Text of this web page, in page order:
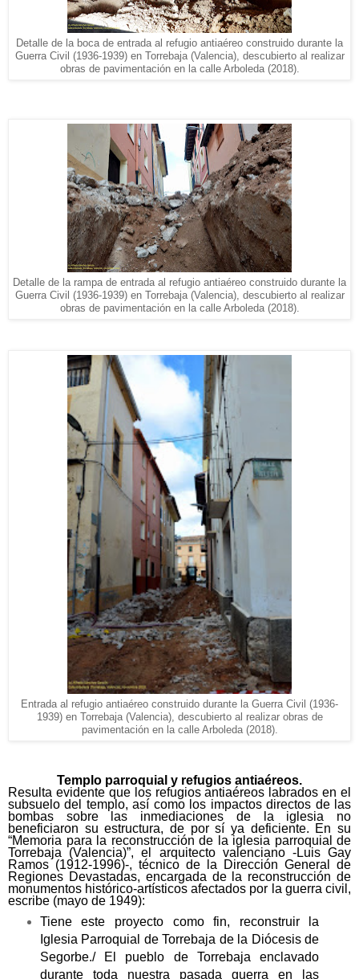
Detalle de la boca de entrada al refugio antiaéreo construido durante la
Guerra Civil (1936-1939) en Torrebaja (Valencia), descubierto al realizar
obras de pavimentación en la calle Arboleda (2018).
Detalle de la rampa de entrada al refugio antiaéreo construido durante la
Guerra Civil (1936-1939) en Torrebaja (Valencia), descubierto al realizar
obras de pavimentación en la calle Arboleda (2018).
Entrada al refugio antiaéreo construido durante la Guerra Civil (1936-
1939) en Torrebaja (Valencia), descubierto al realizar obras de
pavimentación en la calle Arboleda (2018).
Templo parroquial y refugios antiaéreos.
Resulta evidente que los refugios antiaéreos labrados en el
subsuelo del templo, así como los impactos directos de las
bombas sobre las inmediaciones de la iglesia no
beneficiaron su estructura, de por sí ya deficiente. En su
“Memoria para la reconstrucción de la iglesia parroquial de
Torrebaja (Valencia)”, el arquitecto valenciano -Luis Gay
Ramos (1912-1996)-, técnico de la Dirección General de
Regiones Devastadas, encargada de la reconstrucción de
monumentos histórico-artísticos afectados por la guerra civil,
escribe (mayo de 1949):
Tiene este proyecto como fin, reconstruir la
Iglesia Parroquial de Torrebaja de la Diócesis de
Segorbe./ El pueblo de Torrebaja enclavado
durante toda nuestra pasada guerra en las